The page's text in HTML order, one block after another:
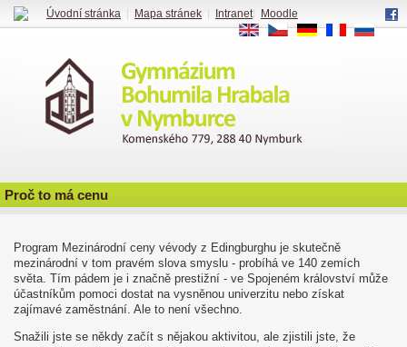
Proč to má cenu
Program Mezinárodní ceny vévody z Edingburghu je skutečně
mezinárodní v tom pravém slova smyslu - probíhá ve 140 zemích
světa. Tím pádem je i značně prestižní - ve Spojeném království může
účastníkům pomoci dostat na vysněnou univerzitu nebo získat
zajímavé zaměstnání. Ale to není všechno.
Snažili jste se někdy začít s nějakou aktivitou, ale zjistili jste, že
Úvodní stránka Mapa stránek Intranet|
Moodle
EN
CS DE FR RU